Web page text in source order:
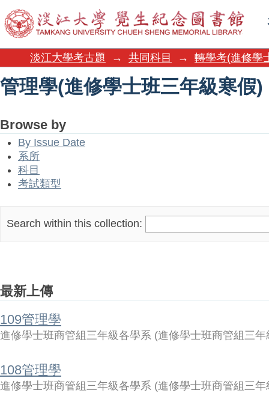
管理學(進修學士班三年級寒假)
淡江大學考古題 → 共同科目 → 轉學考(進修學
管理學(進修學士班三年級寒假)
Browse by
By Issue Date
系所
科目
考試類型
Search within this collection:
最新上傳
109管理學
進修學士班商管組三年級各學系 (進修學士班商管組三年
108管理學
進修學士班商管組三年級各學系 (進修學士班商管組三年